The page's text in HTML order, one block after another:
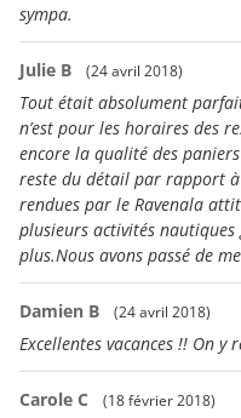
sympa.
Julie B (24 avril 2018)
Tout était absolument
n’est pour les horaires des
encore la qualité des
reste du détail par rapport
rendues par le Ravenala
plusieurs activités nautiques
plus.Nous avons passé de
Damien B (24 avril 2018)
Excellentes vacances !! On y
Carole C (18 février 2018)